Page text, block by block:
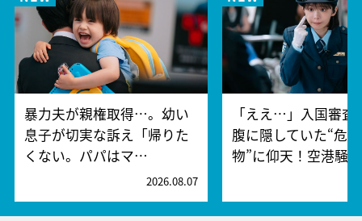
暴力夫が親権取得…。幼い
息子が切実な訴え「帰りた
くない。パパはマ…
2026.08.07
「ええ…」入国審査
腹に隠していた“危
物”に仰天！空港騒